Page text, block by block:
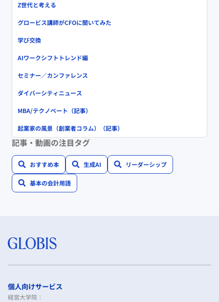
Z世代と考える
グロービス講師がCFOに聞いてみた
学び交換
AIワークシフトトレンド編
セミナー／カンファレンス
ダイバーシティニュース
MBA/テクノベート（記事）
起業家の風景（創業者コラム）（記事）
記事・動画の注目タグ
おすすめ本 生成AI リーダーシップ
基本の会計用語
個人向けサービス
経営大学院：